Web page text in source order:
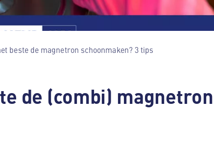
beste de magnetron schoonmaken? 3 tips
de (combi) magnetron